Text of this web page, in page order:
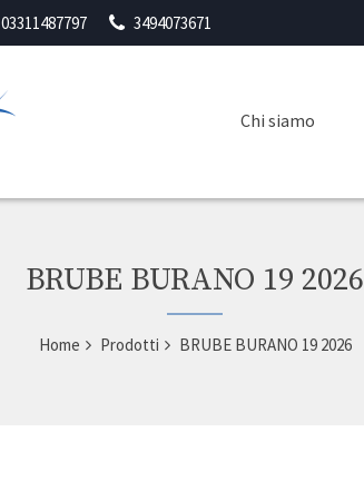
03311487797 3494073671
Chi siamo
BRUBE BURANO 19 2026
Home Prodotti BRUBE BURANO 19 2026